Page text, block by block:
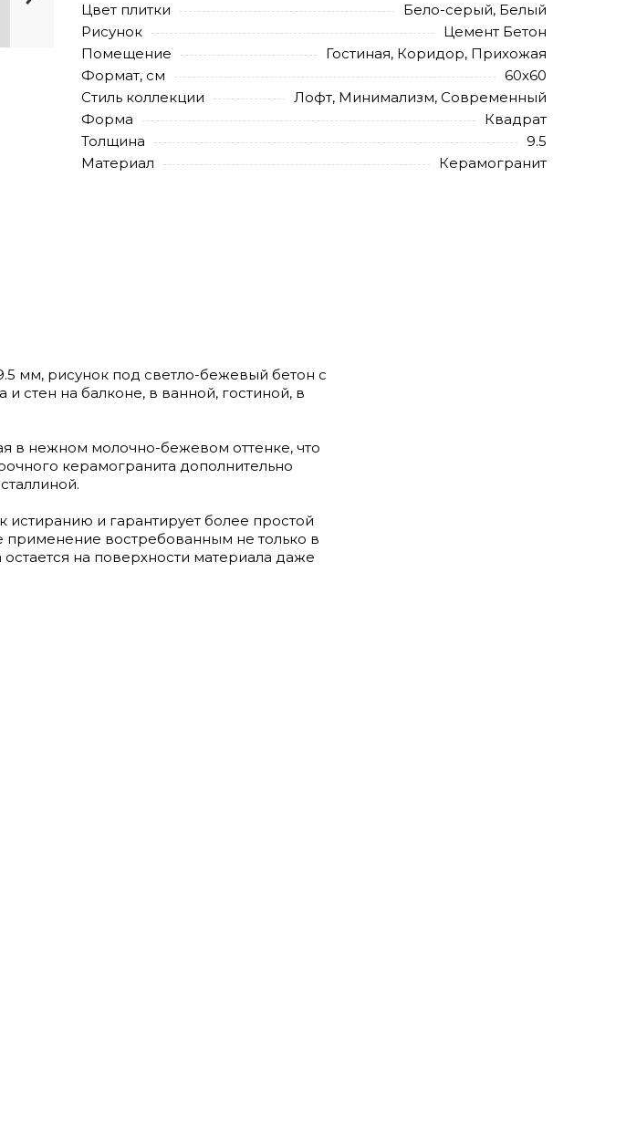
Цвет плитки
Бело-серый, Белый
Рисунок
Цемент Бетон
Помещение
Гостиная, Коридор, Прихожая
Формат, см
60x60
Стиль коллекции
Лофт, Минимализм, Современный
Форма
Квадрат
Толщина
9.5
Материал
Керамогранит
мм, рисунок под светло-бежевый бетон с
стен на балконе, в ванной, гостиной, в
в нежном молочно-бежевом оттенке, что
керамогранита дополнительно
истиранию и гарантирует более простой
применение востребованным не только в
на поверхности материала даже